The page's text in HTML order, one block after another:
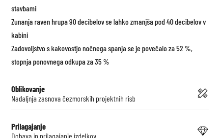
stavbami
Zunanja raven hrupa 90 decibelov se lahko zmanjša pod 40 decibelov v
kabini
Zadovoljstvo s kakovostjo nočnega spanja se je povečalo za 52 %,
stopnja ponovnega odkupa za 35 %
Oblikovanje
Nadaljnja zasnova čezmorskih projektnih risb
Prilagajanje
Dobava in prilagajanje izdelkov